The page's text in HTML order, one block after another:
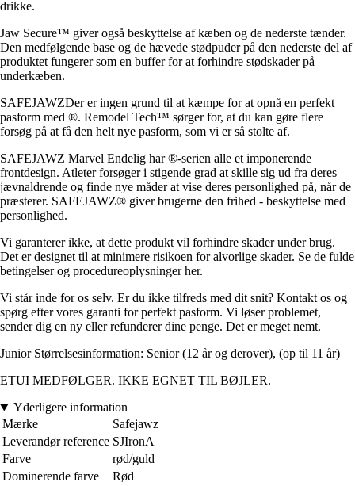
drikke.
Jaw Secure™ giver også beskyttelse af kæben og de nederste tænder.
Den medfølgende base og de hævede stødpuder på den nederste del af
produktet fungerer som en buffer for at forhindre stødskader på
underkæben.
SAFEJAWZDer er ingen grund til at kæmpe for at opnå en perfekt
pasform med ®. Remodel Tech™ sørger for, at du kan gøre flere
forsøg på at få den helt nye pasform, som vi er så stolte af.
SAFEJAWZ Marvel Endelig har ®-serien alle et imponerende
frontdesign. Atleter forsøger i stigende grad at skille sig ud fra deres
jævnaldrende og finde nye måder at vise deres personlighed på, når de
præsterer. SAFEJAWZ® giver brugerne den frihed - beskyttelse med
personlighed.
Vi garanterer ikke, at dette produkt vil forhindre skader under brug.
Det er designet til at minimere risikoen for alvorlige skader. Se de fulde
betingelser og procedureoplysninger her.
Vi står inde for os selv. Er du ikke tilfreds med dit snit? Kontakt os og
spørg efter vores garanti for perfekt pasform. Vi løser problemet,
sender dig en ny eller refunderer dine penge. Det er meget nemt.
Junior Størrelsesinformation: Senior (12 år og derover), (op til 11 år)
ETUI MEDFØLGER. IKKE EGNET TIL BØJLER.
Yderligere information
Mærke
Safejawz
Leverandør reference SJIronA
Farve
rød/guld
Dominerende farve
Rød